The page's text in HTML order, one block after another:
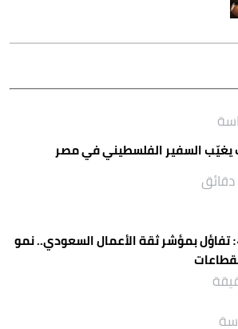
يغيّب السفير الفلسطيني في مصر
تفاؤل بمؤشر ثقة الأعمال السعودي.. نمو